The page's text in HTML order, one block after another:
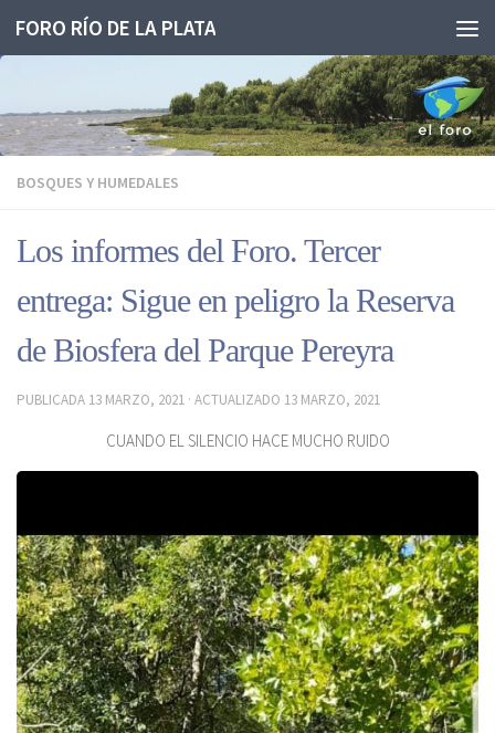
Saltar al contenido
FORO RÍO DE LA PLATA
BOSQUES Y HUMEDALES
Los informes del Foro. Tercer
entrega: Sigue en peligro la Reserva
de Biosfera del Parque Pereyra
PUBLICADA 13 MARZO, 2021 · ACTUALIZADO 13 MARZO, 2021
CUANDO EL SILENCIO HACE MUCHO RUIDO